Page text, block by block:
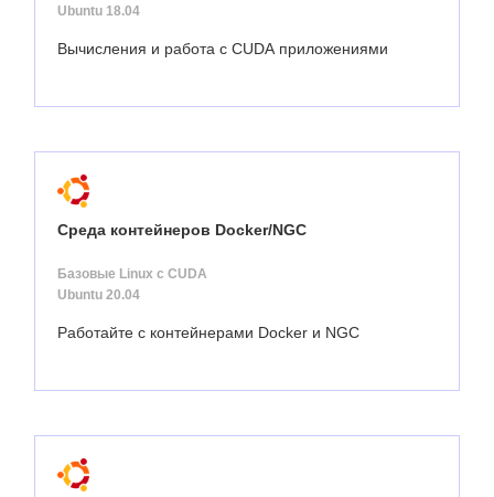
Ubuntu 18.04
Вычисления и работа с CUDA приложениями
Среда контейнеров Docker/NGC
Базовые Linux с CUDA
Ubuntu 20.04
Работайте с контейнерами Docker и NGC